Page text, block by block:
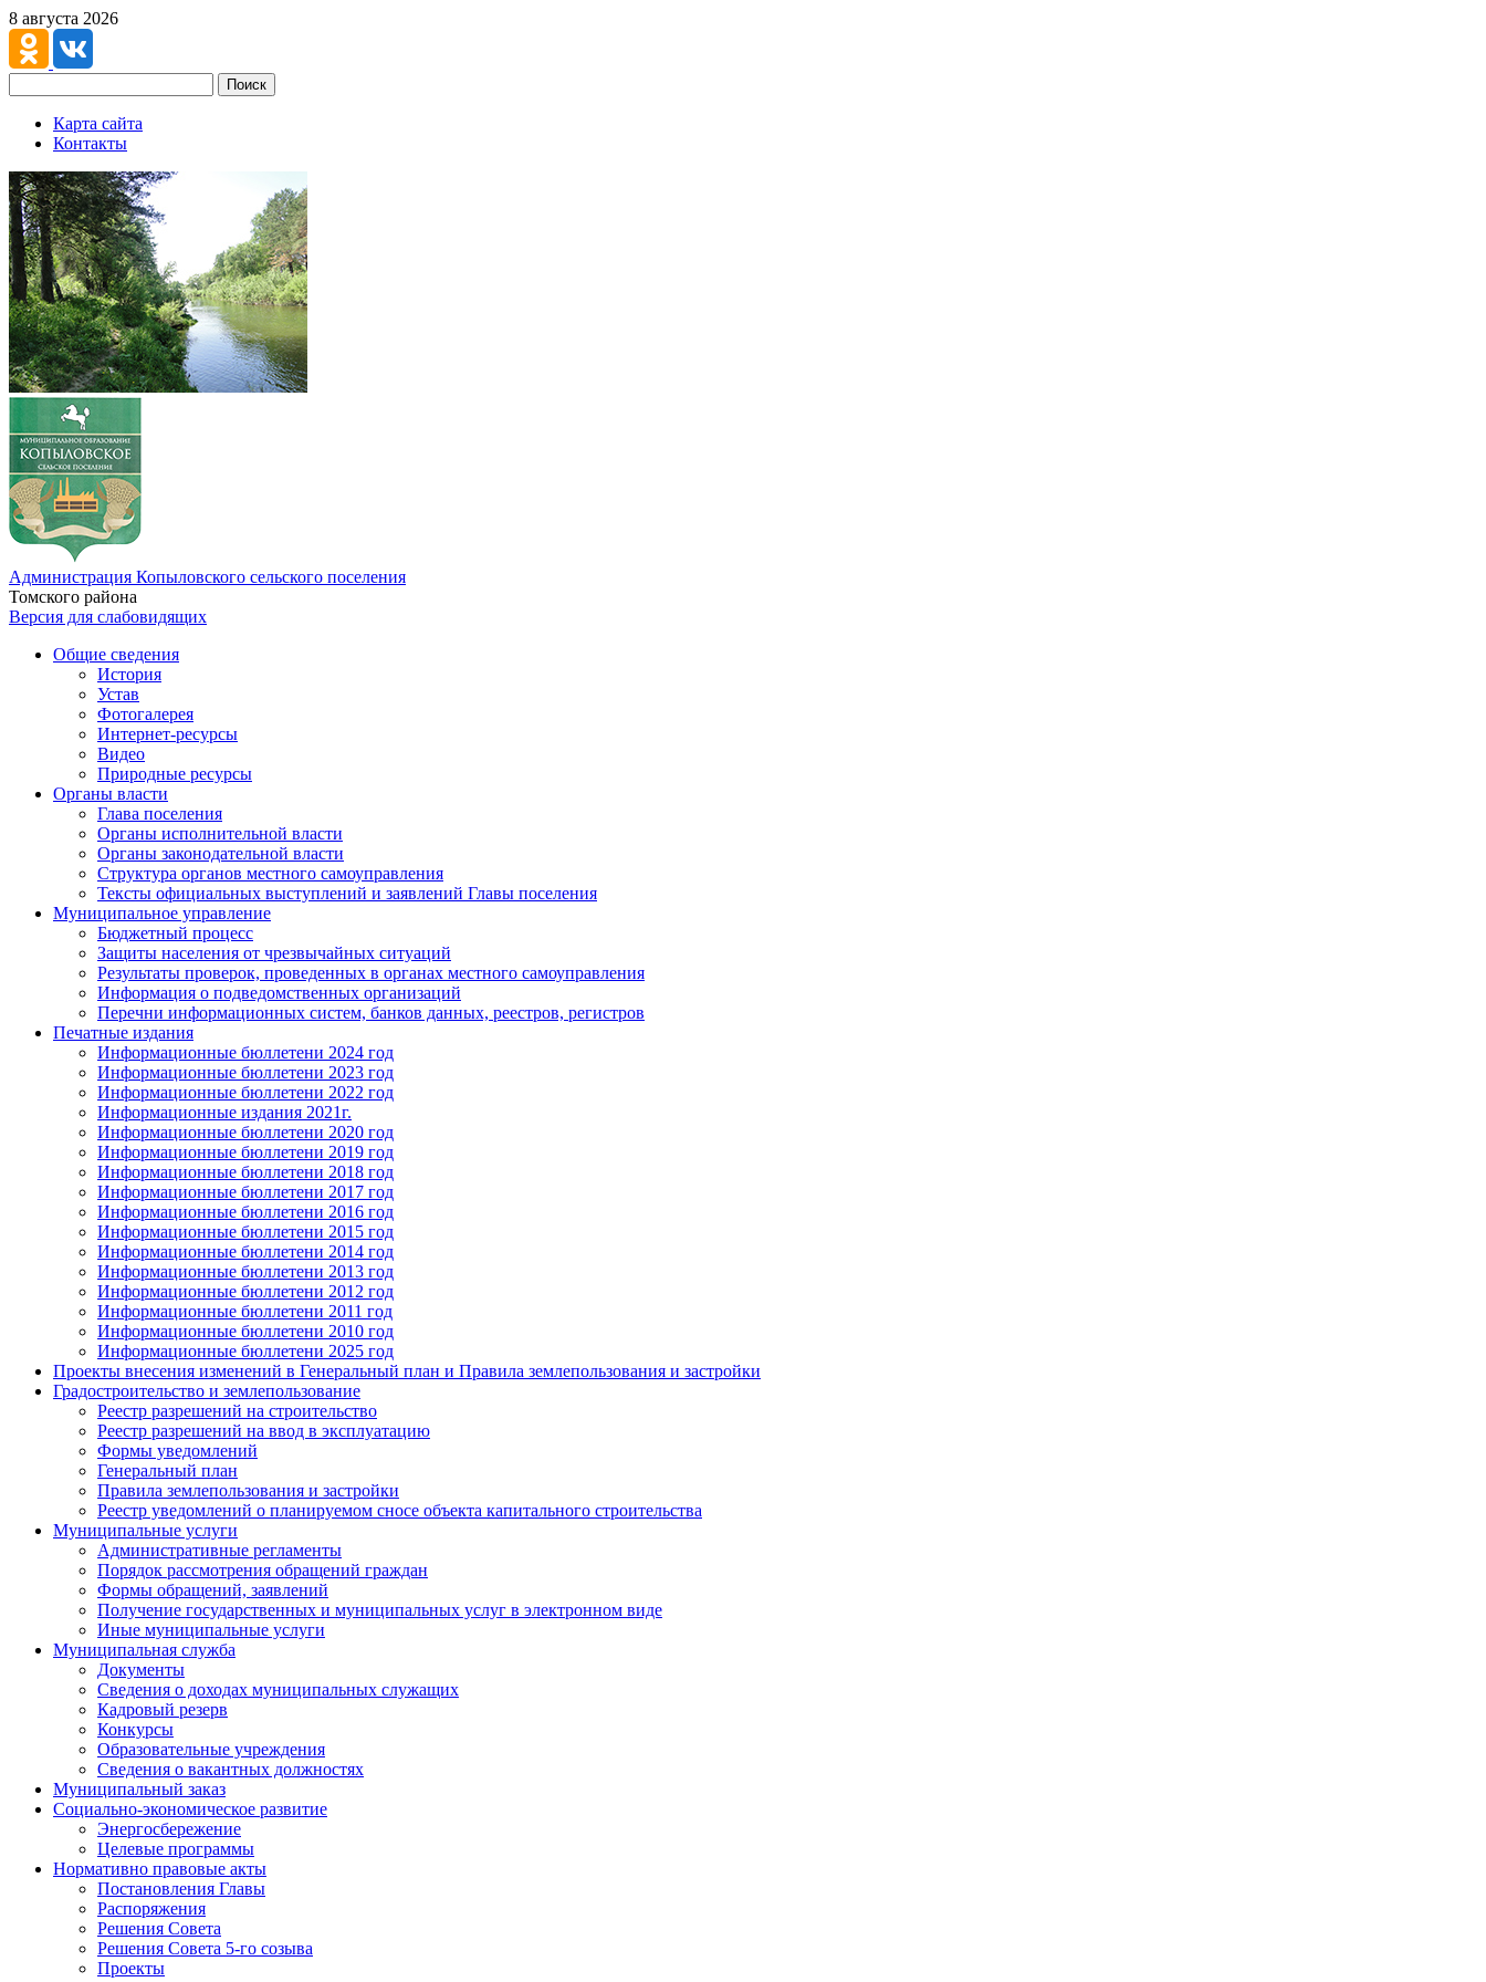
8 августа 2026
Поиск
Карта сайта
Контакты
Администрация Копыловского сельского поселения
Томского района
Версия для слабовидящих
Общие сведения
История
Устав
Фотогалерея
Интернет-ресурсы
Видео
Природные ресурсы
Органы власти
Глава поселения
Органы исполнительной власти
Органы законодательной власти
Структура органов местного самоуправления
Тексты официальных выступлений и заявлений Главы поселения
Муниципальное управление
Бюджетный процесс
Защиты населения от чрезвычайных ситуаций
Результаты проверок, проведенных в органах местного самоуправления
Информация о подведомственных организаций
Перечни информационных систем, банков данных, реестров, регистров
Печатные издания
Информационные бюллетени 2024 год
Информационные бюллетени 2023 год
Информационные бюллетени 2022 год
Информационные издания 2021г.
Информационные бюллетени 2020 год
Информационные бюллетени 2019 год
Информационные бюллетени 2018 год
Информационные бюллетени 2017 год
Информационные бюллетени 2016 год
Информационные бюллетени 2015 год
Информационные бюллетени 2014 год
Информационные бюллетени 2013 год
Информационные бюллетени 2012 год
Информационные бюллетени 2011 год
Информационные бюллетени 2010 год
Информационные бюллетени 2025 год
Проекты внесения изменений в Генеральный план и Правила землепользования и застройки
Градостроительство и землепользование
Реестр разрешений на строительство
Реестр разрешений на ввод в эксплуатацию
Формы уведомлений
Генеральный план
Правила землепользования и застройки
Реестр уведомлений о планируемом сносе объекта капитального строительства
Муниципальные услуги
Административные регламенты
Порядок рассмотрения обращений граждан
Формы обращений, заявлений
Получение государственных и муниципальных услуг в электронном виде
Иные муниципальные услуги
Муниципальная служба
Документы
Сведения о доходах муниципальных служащих
Кадровый резерв
Конкурсы
Образовательные учреждения
Сведения о вакантных должностях
Муниципальный заказ
Социально-экономическое развитие
Энергосбережение
Целевые программы
Нормативно правовые акты
Постановления Главы
Распоряжения
Решения Совета
Решения Совета 5-го созыва
Проекты